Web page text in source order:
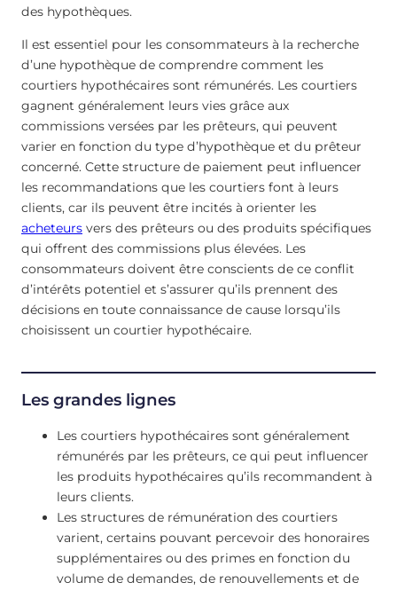
des hypothèques.
Il est essentiel pour les consommateurs à la recherche
d’une hypothèque de comprendre comment les
courtiers hypothécaires sont rémunérés. Les courtiers
gagnent généralement leurs vies grâce aux
commissions versées par les prêteurs, qui peuvent
varier en fonction du type d’hypothèque et du prêteur
concerné. Cette structure de paiement peut influencer
les recommandations que les courtiers font à leurs
clients, car ils peuvent être incités à orienter les
acheteurs vers des prêteurs ou des produits spécifiques
qui offrent des commissions plus élevées. Les
consommateurs doivent être conscients de ce conflit
d’intérêts potentiel et s’assurer qu’ils prennent des
décisions en toute connaissance de cause lorsqu’ils
choisissent un courtier hypothécaire.
Les grandes lignes
Les courtiers hypothécaires sont généralement
rémunérés par les prêteurs, ce qui peut influencer
les produits hypothécaires qu’ils recommandent à
leurs clients.
Les structures de rémunération des courtiers
varient, certains pouvant percevoir des honoraires
supplémentaires ou des primes en fonction du
volume de demandes, de renouvellements et de